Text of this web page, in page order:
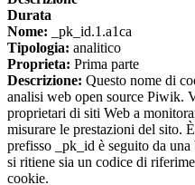
Durata
Nome: _pk_id.1.a1ca
Tipologia: analitico
Proprieta: Prima parte
Descrizione: Questo nome di
analisi web open source Piwik.
proprietari di siti Web a
misurare le prestazioni del sito.
prefisso _pk_id è seguito da
si ritiene sia un codice di
cookie.